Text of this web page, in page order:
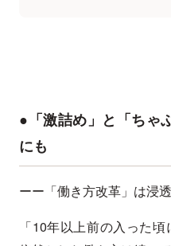
●「激詰め」と「ちゃ
にも
ーー「働き方改革」は浸
「10年以上前の入った